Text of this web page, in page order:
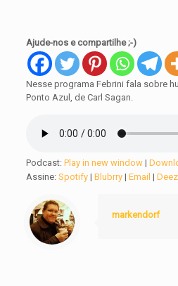
Ajude-nos e compartilhe ;-)
Nesse programa Febrini fala sobre
Ponto Azul, de Carl Sagan.
Podcast:Play in new window |
Assine:Spotify |Blubrry |Email |
markendorf